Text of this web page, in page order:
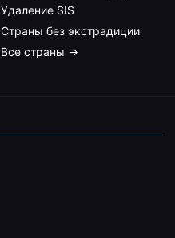
Удаление SIS
Страны без экстрадиции
Все страны →